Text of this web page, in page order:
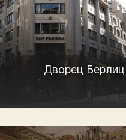
Дворец Берлиц